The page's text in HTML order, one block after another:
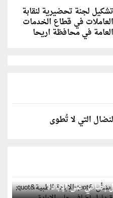
تشكيل لجنة تحضيرية لنقابة
العاملات في قطاع الخدمات
العامة في محافظة اريحا
التي لا تُطوى
بشأن "الإبادة الطبية"
إضافي على الإبادة